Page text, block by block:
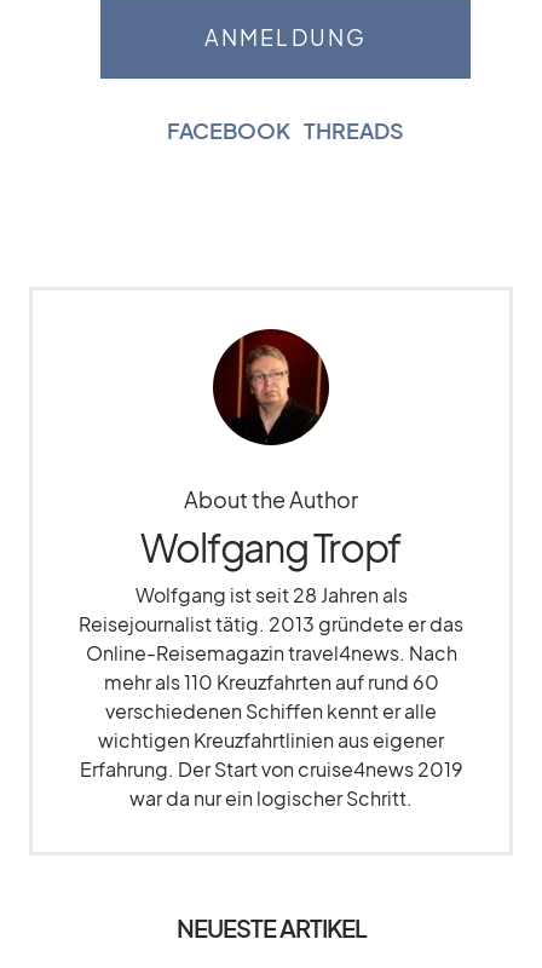
FACEBOOK THREADS
About the Author
Wolfgang Tropf
Wolfgang ist seit 28 Jahren als
Reisejournalist tätig. 2013 gründete er das
Online-Reisemagazin travel4news. Nach
mehr als 110 Kreuzfahrten auf rund 60
verschiedenen Schiffen kennt er alle
wichtigen Kreuzfahrtlinien aus eigener
Erfahrung. Der Start von cruise4news 2019
war da nur ein logischer Schritt.
NEUESTE ARTIKEL